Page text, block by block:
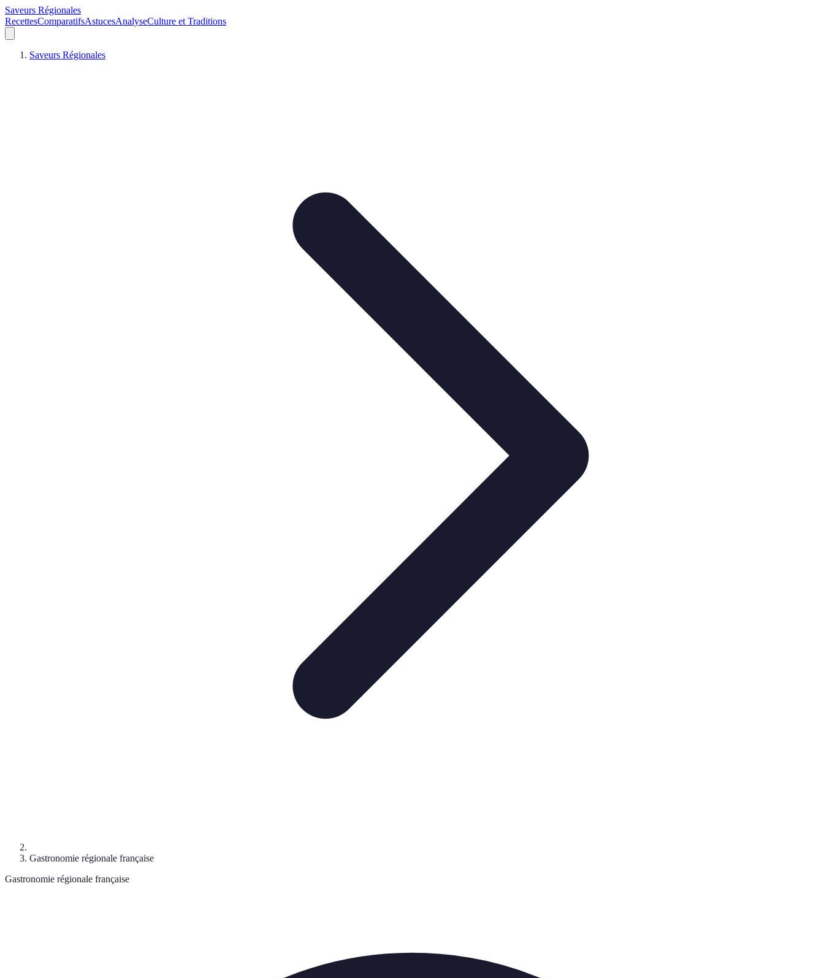
Saveurs Régionales
RecettesComparatifsAstucesAnalyseCulture et Traditions
Saveurs Régionales
Gastronomie régionale française
Gastronomie régionale française